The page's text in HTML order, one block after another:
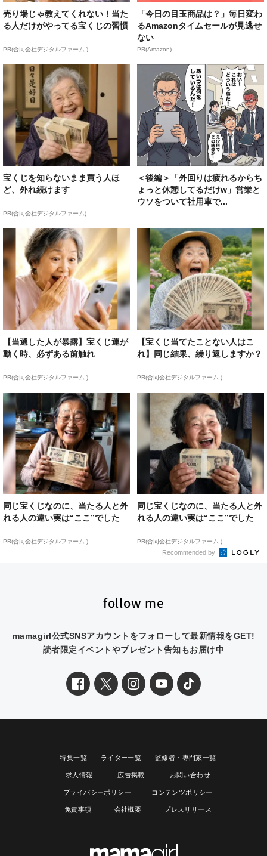
売り場じゃ教えてくれない！当た
る人だけがやってる宝くじの習慣
PR(合同会社デジタルファーム )
「今日の目玉商品は？」毎日変わ
るAmazonタイムセールが見逃せ
ない
PR(Amazon)
宝くじを知らないまま買う人ほ
ど、外れ続けます
PR(合同会社デジタルファーム)
＜後編＞「外回りは疲れるからち
ょっと休憩してるだけw」営業と
ウソをついて社用車で...
【当選した人が暴露】宝くじ運が
動く時、必ずある前触れ
PR(合同会社デジタルファーム )
【宝くじ当てたことない人はこ
れ】同じ結果、繰り返しますか？
PR(合同会社デジタルファーム )
同じ宝くじなのに、当たる人と外
れる人の違い実は“ここ”でした
PR(合同会社デジタルファーム )
同じ宝くじなのに、当たる人と外
れる人の違い実は“ここ”でした
PR(合同会社デジタルファーム )
Recommended by
follow me
mamagirl公式SNSアカウントをフォローして最新情報をGET!
読者限定イベントやプレゼント告知もお届け中
特集一覧 ライター一覧 監修者・専門家一覧
求人情報 広告掲載 お問い合わせ
プライバシーポリシー コンテンツポリシー
免責事項 会社概要 プレスリリース